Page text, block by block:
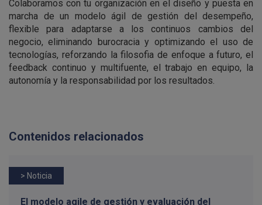
Colaboramos con tu organización en el diseño y puesta en
marcha de un modelo ágil de gestión del desempeño,
flexible para adaptarse a los continuos cambios del
negocio, eliminando burocracia y optimizando el uso de
tecnologías, reforzando la filosofia de enfoque a futuro, el
feedback continuo y multifuente, el trabajo en equipo, la
autonomía y la responsabilidad por los resultados.
Contenidos relacionados
> Noticia
El modelo agile de gestión y evaluación del